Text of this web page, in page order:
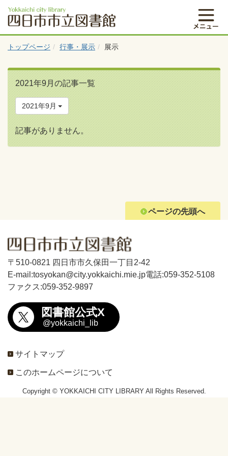
トップページ 行事・展示 展示
2021年9月の記事一覧
2021年9月
記事がありません。
ページの先頭へ
〒510-0821 四日市市久保田一丁目2-42
E-mail:tosyokan@city.yokkaichi.mie.jp電話:059-352-5108
ファクス:059-352-9897
図書館公式X
@yokkaichi_lib
サイトマップ
このホームページについて
Copyright © YOKKAICHI CITY LIBRARY All Rights Reserved.